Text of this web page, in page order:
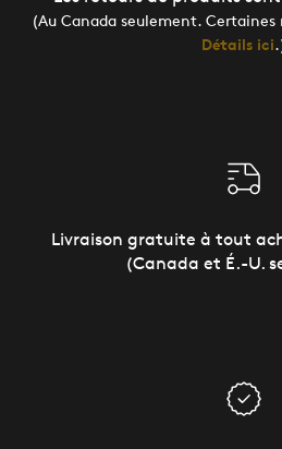
(Au Canada seulement. Certaines
Détails ici
Livraison gratuite à tout
(Canada et É.-U.